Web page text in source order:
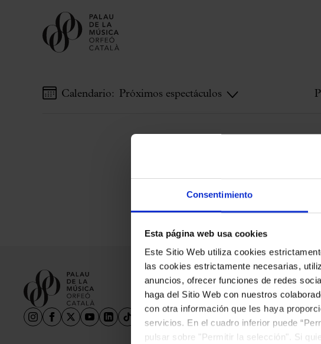
Consentimiento
Esta página web usa cookies
Este Sitio Web utiliza cookies
las cookies estrictamente necesarias,
anuncios, ofrecer funciones de redes
haga del Sitio Web con nuestros
con otra información que les haya
servicios. En el cuadro inferior puede
pulsar sobre "Permitir la selección". Si
Actividades complementarias
Temporada 2026-2027
Todas la temporadas
Aula Palau
Descuentos y promociones
Programas de mano
Condiciones y normativa
Calendario: Próximos espectáculos